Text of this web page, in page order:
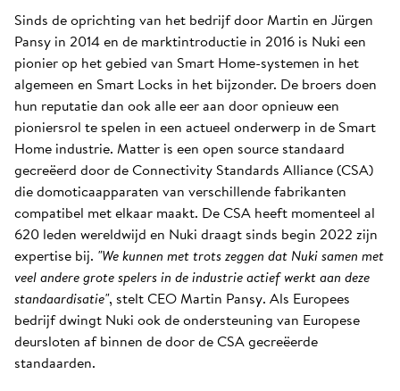
Sinds de oprichting van het bedrijf door Martin en Jürgen
Pansy in 2014 en de marktintroductie in 2016 is Nuki een
pionier op het gebied van Smart Home-systemen in het
algemeen en Smart Locks in het bijzonder. De broers doen
hun reputatie dan ook alle eer aan door opnieuw een
pioniersrol te spelen in een actueel onderwerp in de Smart
Home industrie. Matter is een open source standaard
gecreëerd door de Connectivity Standards Alliance (CSA)
die domoticaapparaten van verschillende fabrikanten
compatibel met elkaar maakt. De CSA heeft momenteel al
620 leden wereldwijd en Nuki draagt sinds begin 2022 zijn
expertise bij. "We kunnen met trots zeggen dat Nuki samen met
veel andere grote spelers in de industrie actief werkt aan deze
standaardisatie", stelt CEO Martin Pansy. Als Europees
bedrijf dwingt Nuki ook de ondersteuning van Europese
deursloten af binnen de door de CSA gecreëerde
standaarden.